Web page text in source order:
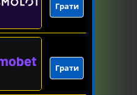
Грати
Грати